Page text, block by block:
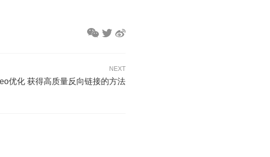
NEXT
优化 获得高质量反向链接的方法